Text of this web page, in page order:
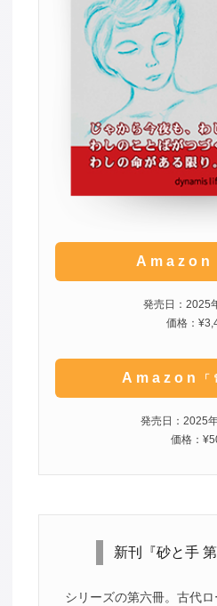
Amazon
発売日：2025
価格：
Amazon
発売日：2025
価格：
新刊『砂と手
シリーズの第六冊。古代